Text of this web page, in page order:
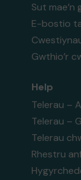
Sut mae’n
E-bostio
Gwthio’r
Help
Telerau –
Telerau –
Telerau
Rhestru